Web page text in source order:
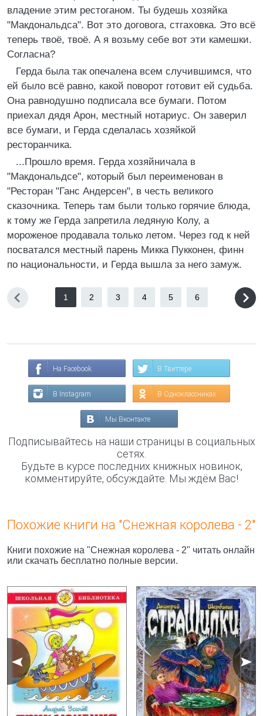
владение этим рестоганом. Ты будешь хозяйка
"Макдональдса". Вот это договога, стгаховка. Это всё
теперь твоё, твоё. А я возьму себе вот эти камешки.
Согласна?
Герда была так опечалена всем случившимся, что
ей было всё равно, какой поворот готовит ей судьба.
Она равнодушно подписала все бумаги. Потом
приехал дядя Арон, местный нотариус. Он заверил
все бумаги, и Герда сделалась хозяйкой
ресторанчика.
...Прошло время. Герда хозяйничала в
"Макдональдсе", который был переименован в
"Ресторан "Ганс Андерсен", в честь великого
сказочника. Теперь там были только горячие блюда,
к тому же Герда запретила ледяную Колу, а
мороженое продавала только летом. Через год к ней
посватался местный парень Микка Пукконен, финн
по национальности, и Герда вышла за него замуж.
1 2 3 4 5 6
На Facebook В Твиттере
В Instagram В Одноклассниках
Мы Вконтакте
Подписывайтесь на наши страницы в социальных
сетях.
Будьте в курсе последних книжных новинок,
комментируйте, обсуждайте. Мы ждём Вас!
Похожие книги на "Снежная королева - 2"
Книги похожие на "Снежная королева - 2" читать онлайн
или скачать бесплатно полные версии.